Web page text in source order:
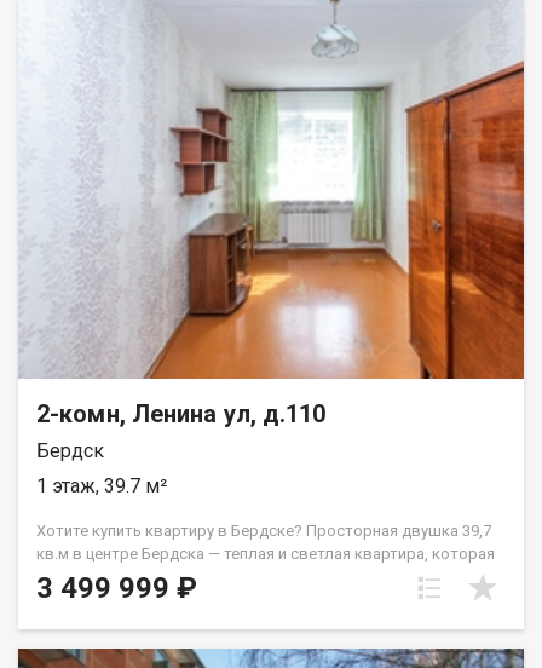
положительного ипотечного решения. Организуем
оперативный показ по предварительной договоренности.
Предоставим полную информацию по объекту недвижимости
при показе. Найдем индивидуальное и оптимальное решение
для ситуации каждого покупателя. Код пользователя: 114521
Номер в базе: 5377001
2-комн, Ленина ул, д.110
Бердск
1 этаж, 39.7 м²
Хотите купить квартиру в Бердске? Просторная двушка 39,7
кв.м в центре Бердска — теплая и светлая квартира, которая
ждет своего хозяина. Комнаты изолированные, санузел
раздельный, потолки ровные, внутри чисто. Квартира
Один взрослый собственник, документы готовы к сделке —
3 499 999 ₽